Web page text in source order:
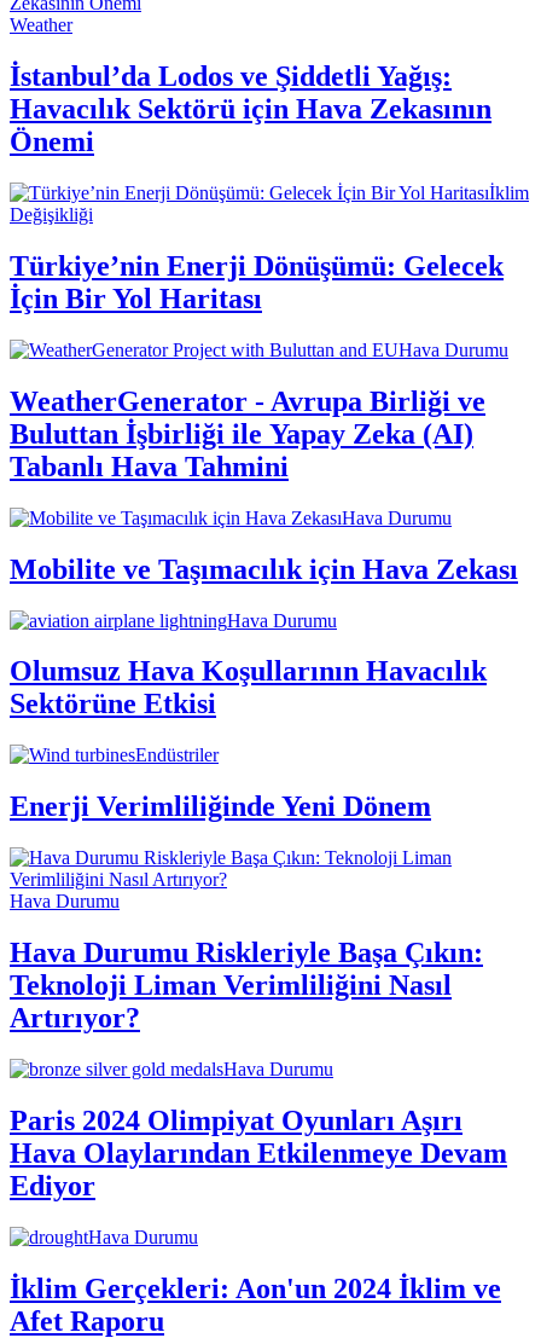
Weather
İstanbul’da Lodos ve Şiddetli Yağış:
Havacılık Sektörü için Hava Zekasının
Önemi
İklim
Değişikliği
Türkiye’nin Enerji Dönüşümü: Gelecek
İçin Bir Yol Haritası
Hava Durumu
WeatherGenerator - Avrupa Birliği ve
Buluttan İşbirliği ile Yapay Zeka (AI)
Tabanlı Hava Tahmini
Hava Durumu
Mobilite ve Taşımacılık için Hava Zekası
Hava Durumu
Olumsuz Hava Koşullarının Havacılık
Sektörüne Etkisi
Endüstriler
Enerji Verimliliğinde Yeni Dönem
Hava Durumu
Hava Durumu Riskleriyle Başa Çıkın:
Teknoloji Liman Verimliliğini Nasıl
Artırıyor?
Hava Durumu
Paris 2024 Olimpiyat Oyunları Aşırı
Hava Olaylarından Etkilenmeye Devam
Ediyor
Hava Durumu
İklim Gerçekleri: Aon'un 2024 İklim ve
Afet Raporu